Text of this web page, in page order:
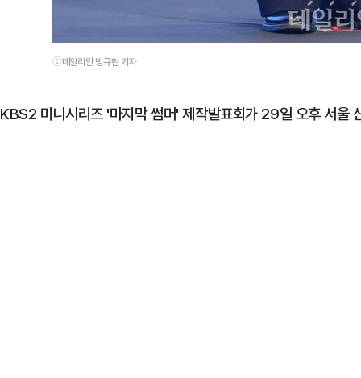
ⓒ데일리안 방규현 기자
KBS2 미니시리즈 '마지막 썸머' 제작발표회가 29일 오후 서울